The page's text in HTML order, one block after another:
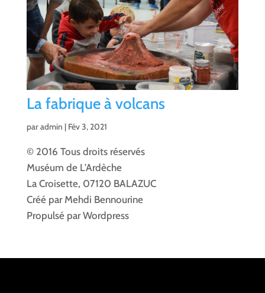
La fabrique à volcans
paradmin | Fév 3, 2021
© 2016 Tous droits réservés
Muséum de L'Ardèche
La Croisette, 07120 BALAZUC
Créé par Mehdi Bennourine
Propulsé par Wordpress